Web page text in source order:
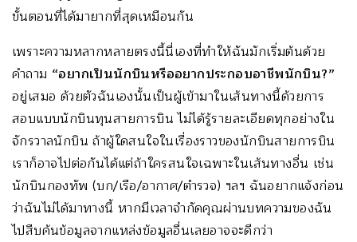
ขั้นตอนที่ได้มายากที่สุดเหมือนกัน
เพราะความหลากหลายตรงนี้นี่เองที่ทำให้ฉันมักเริ่มต้นด้วย
คำถาม “อยากเป็นนักบินหรืออยากประกอบอาชีพนักบิน?”
อยู่เสมอ ด้วยตัวฉันเองนั้นเป็นผู้เข้ามาในเส้นทางนี้ด้วยการ
สอบแบบนักบินทุนสายการบิน ไม่ได้รู้รายละเอียดทุกอย่างใน
จักรวาลนักบิน ถ้าผู้ใดสนใจในเรื่องราวของนักบินสายการบิน
เราก็อาจไปต่อกันได้แต่ถ้าใครสนใจเฉพาะในเส้นทางอื่น เช่น
นักบินกองทัพ (บก/เรือ/อากาศ/ตำรวจ) ฯลฯ ฉันอยากแจ้งก่อน
ว่าฉันไม่ได้มาทางนี้ หากมีเวลาจำกัดคุณผ่านบทความของฉัน
ไปสืบค้นข้อมูลจากแหล่งข้อมูลอื่นเลยอาจจะดีกว่า